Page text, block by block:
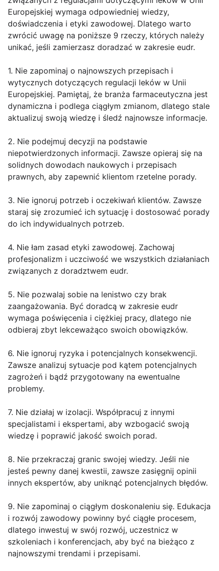
Europejskiej wymaga odpowiedniej wiedzy,
doświadczenia i etyki zawodowej. Dlatego warto
zwrócić uwagę na poniższe 9 rzeczy, których należy
unikać, jeśli zamierzasz doradzać w zakresie eudr.
1. Nie zapominaj o najnowszych przepisach i
wytycznych dotyczących regulacji leków w Unii
Europejskiej. Pamiętaj, że branża farmaceutyczna jest
dynamiczna i podlega ciągłym zmianom, dlatego stale
aktualizuj swoją wiedzę i śledź najnowsze informacje.
2. Nie podejmuj decyzji na podstawie
niepotwierdzonych informacji. Zawsze opieraj się na
solidnych dowodach naukowych i przepisach
prawnych, aby zapewnić klientom rzetelne porady.
3. Nie ignoruj potrzeb i oczekiwań klientów. Zawsze
staraj się zrozumieć ich sytuację i dostosować porady
do ich indywidualnych potrzeb.
4. Nie łam zasad etyki zawodowej. Zachowaj
profesjonalizm i uczciwość we wszystkich działaniach
związanych z doradztwem eudr.
5. Nie pozwalaj sobie na lenistwo czy brak
zaangażowania. Być doradcą w zakresie eudr
wymaga poświęcenia i ciężkiej pracy, dlatego nie
odbieraj zbyt lekceważąco swoich obowiązków.
6. Nie ignoruj ryzyka i potencjalnych konsekwencji.
Zawsze analizuj sytuacje pod kątem potencjalnych
zagrożeń i bądź przygotowany na ewentualne
problemy.
7. Nie działaj w izolacji. Współpracuj z innymi
specjalistami i ekspertami, aby wzbogacić swoją
wiedzę i poprawić jakość swoich porad.
8. Nie przekraczaj granic swojej wiedzy. Jeśli nie
jesteś pewny danej kwestii, zawsze zasięgnij opinii
innych ekspertów, aby uniknąć potencjalnych błędów.
9. Nie zapominaj o ciągłym doskonaleniu się. Edukacja
i rozwój zawodowy powinny być ciągłe procesem,
dlatego inwestuj w swój rozwój, uczestnicz w
szkoleniach i konferencjach, aby być na bieżąco z
najnowszymi trendami i przepisami.